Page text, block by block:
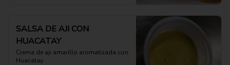
SALSA DE AJI CON
HUACATAY
Crema de aji amarillo aromatizada con
Huacatay